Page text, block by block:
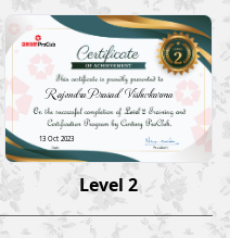
Rajendra Prasad Vishwkarma
13 Oct 2023
Level 2